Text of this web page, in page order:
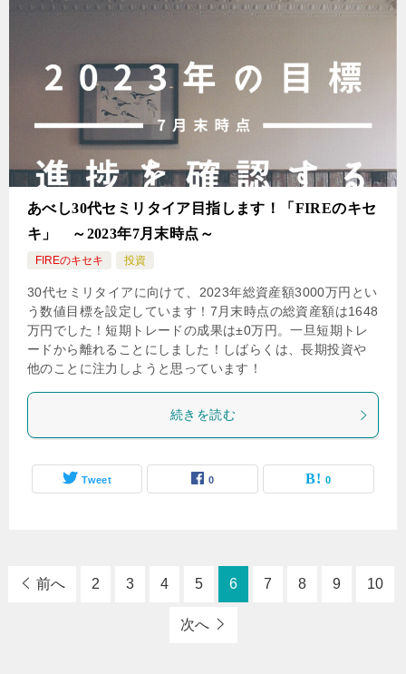
あべし30代セミリタイア目指します！「FIREのキセ
キ」 ～2023年7月末時点～
FIREのキセキ 投資
30代セミリタイアに向けて、2023年総資産額3000万円とい
う数値目標を設定しています！7月末時点の総資産額は1648
万円でした！短期トレードの成果は±0万円。一旦短期トレ
ードから離れることにしました！しばらくは、長期投資や
他のことに注力しようと思っています！
続きを読む
Tweet 0 0
前へ 2 3 4 5 6 7 8 9 10
次へ